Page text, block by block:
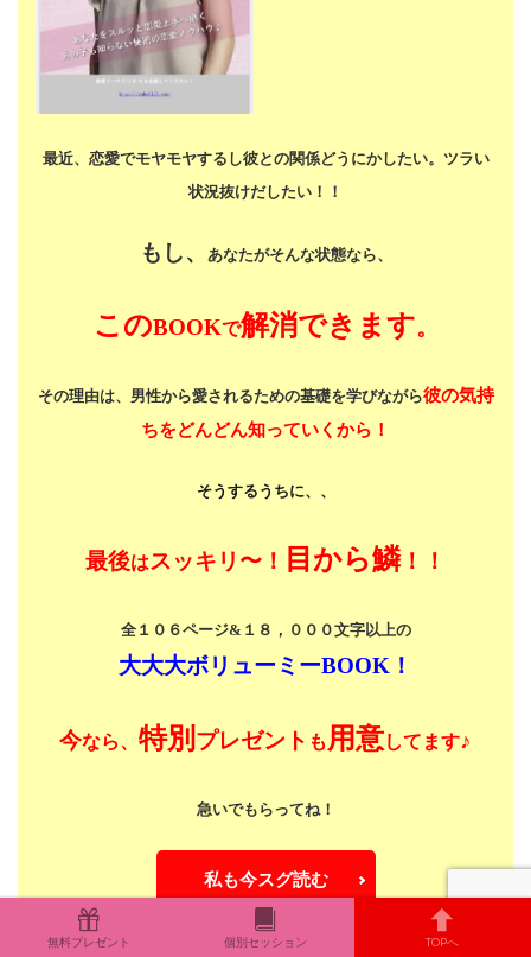
最近、恋愛でモヤモヤするし彼との関係どうにかしたい。 ツラい
状況抜けだしたい！！
もし、 あなたがそんな状態なら、
このBOOKで解消できます。
その理由は、男性から愛されるための基礎を学びながら彼の気持
ちをどんどん知っていくから！
そうするうちに、、
最後はスッキリ〜！ 目から鱗！！
全１０６ページ&１８，０００文字以上の
大大大ボリューミーBOOK！
今なら、 特別 プレゼント も 用意してます♪
急いでもらってね！
私も今スグ読む
無料プレゼント 個別セッション TOPへ